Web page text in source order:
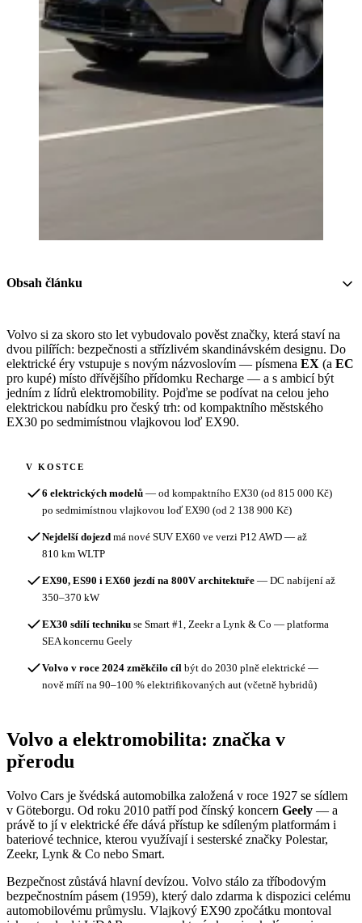
Obsah článku
Volvo si za skoro sto let vybudovalo pověst značky, která staví na
dvou pilířích: bezpečnosti a střízlivém skandinávském designu. Do
elektrické éry vstupuje s novým názvoslovím — písmena EX (a EC
pro kupé) místo dřívějšího přídomku Recharge — a s ambicí být
jedním z lídrů elektromobility. Pojďme se podívat na celou jeho
elektrickou nabídku pro český trh: od kompaktního městského
EX30 po sedmimístnou vlajkovou loď EX90.
V KOSTCE
6 elektrických modelů — od kompaktního EX30 (od 815 000 Kč)
po sedmimístnou vlajkovou loď EX90 (od 2 138 900 Kč)
Nejdelší dojezd má nové SUV EX60 ve verzi P12 AWD — až
810 km WLTP
EX90, ES90 i EX60 jezdí na 800V architektuře — DC nabíjení až
350–370 kW
EX30 sdílí techniku se Smart #1, Zeekr a Lynk & Co — platforma
SEA koncernu Geely
Volvo v roce 2024 změkčilo cíl být do 2030 plně elektrické —
nově míří na 90–100 % elektrifikovaných aut (včetně hybridů)
Volvo a elektromobilita: značka v
přerodu
Volvo Cars je švédská automobilka založená v roce 1927 se sídlem
v Göteborgu. Od roku 2010 patří pod čínský koncern Geely — a
právě to jí v elektrické éře dává přístup ke sdíleným platformám i
bateriové technice, kterou využívají i sesterské značky Polestar,
Zeekr, Lynk & Co nebo Smart.
Bezpečnost zůstává hlavní devízou. Volvo stálo za tříbodovým
bezpečnostním pásem (1959), který dalo zdarma k dispozici celému
automobilovému průmyslu. Vlajkový EX90 zpočátku montoval